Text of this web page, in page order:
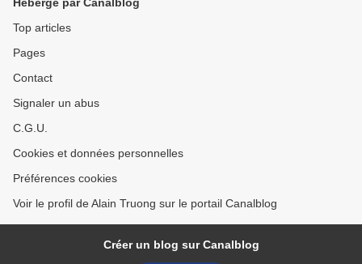
Top articles
Pages
Contact
Signaler un abus
C.G.U.
Cookies et données personnelles
Préférences cookies
Voir le profil de Alain Truong sur le portail Canalblog
Créer un blog sur Canalblog